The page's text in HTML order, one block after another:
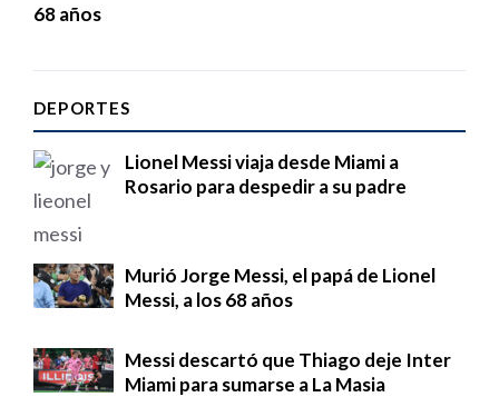
68 años
DEPORTES
Lionel Messi viaja desde Miami a
Rosario para despedir a su padre
Murió Jorge Messi, el papá de Lionel
Messi, a los 68 años
Messi descartó que Thiago deje Inter
Miami para sumarse a La Masia